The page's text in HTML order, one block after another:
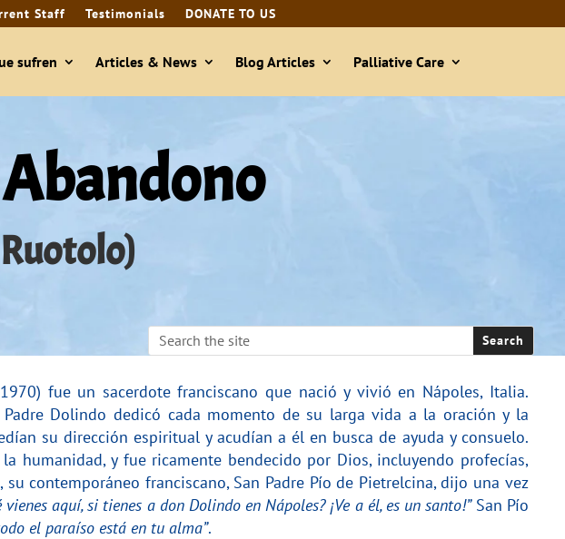
Staff Testimonials DONATE TO US
sufren Articles & News Blog Articles Palliative Care
fue un sacerdote franciscano que nació y vivió en Nápoles, Italia.
Dolindo dedicó cada momento de su larga vida a la oración y la
su dirección espiritual y acudían a él en busca de ayuda y consuelo.
humanidad, y fue ricamente bendecido por Dios, incluyendo profecías,
su contemporáneo franciscano, San Padre Pío de Pietrelcina, dijo una vez
vienes aquí, si tienes a don Dolindo en Nápoles? ¡Ve a él, es un santo!” San Pío
el paraíso está en tu alma”.